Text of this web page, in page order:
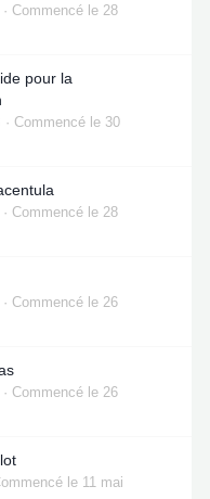
· Commencé le 28
pour la
· Commencé le 30
· Commencé le 28
· Commencé le 26
· Commencé le 26
le 11 mai